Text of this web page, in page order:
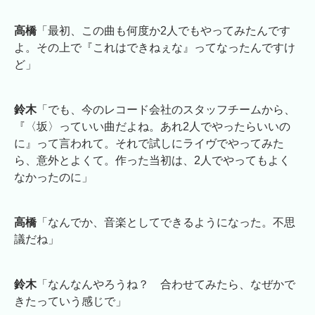
高橋「最初、この曲も何度か2人でもやってみたんです
よ。その上で『これはできねぇな』ってなったんですけ
ど」
鈴木「でも、今のレコード会社のスタッフチームから、
『〈坂〉っていい曲だよね。あれ2人でやったらいいの
に』って言われて。それで試しにライヴでやってみた
ら、意外とよくて。作った当初は、2人でやってもよく
なかったのに」
高橋「なんでか、音楽としてできるようになった。不思
議だね」
鈴木「なんなんやろうね？ 合わせてみたら、なぜかで
きたっていう感じで」